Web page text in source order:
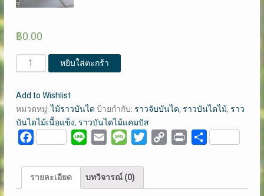
฿0.00
จำนวน
ราว
ไม้
เนื้อ
แข็ง
ไม้
ชิ้น
หยิบใส่ตะกร้า
Add to Wishlist
หมวดหมู่:ไม้ราวบันได ป้ายกำกับ: ราวจับบันได, ราวบันไดไม้, ราว
บันไดไม้เนื้อแข็ง, ราวบันไดไม้แคมปัส
Facebook Line Email MessageTwitterCopy
Print Share
รายละเอียด บทวิจารณ์ (0)